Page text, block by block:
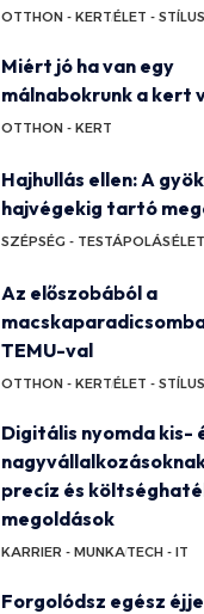
OTTHON - KERTÉLET - STÍLUS
Miért jó ha van egy
málnabokrunk a kert
OTTHON - KERT
Hajhullás ellen: A
hajvégekig tartó
SZÉPSÉG - TESTÁPOLÁS
Az előszobából a
TEMU-val
OTTHON - KERTÉLET - STÍLUS
Digitális nyomda kis-
precíz és
megoldások
KARRIER - MUNKATECH - IT
Forgolódsz egész